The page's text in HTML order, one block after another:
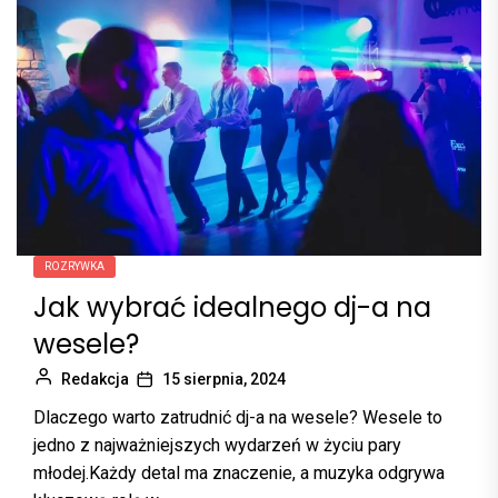
ROZRYWKA
Jak wybrać idealnego dj-a na
wesele?
Redakcja 15 sierpnia, 2024
Dlaczego warto zatrudnić dj-a na wesele? Wesele to
jedno z najważniejszych wydarzeń w życiu pary
młodej.Każdy detal ma znaczenie, a muzyka odgrywa